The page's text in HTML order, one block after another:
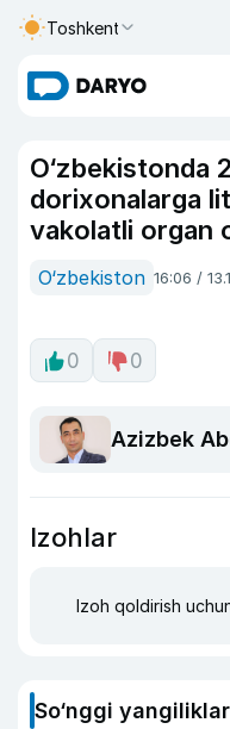
Toshkent
O‘zbekistonda
dorixonalarga
vakolatli organ
O‘zbekiston 16:06 /
0 0
Azizbek
Izohlar
Izoh qoldirish
So‘nggi yangiliklar